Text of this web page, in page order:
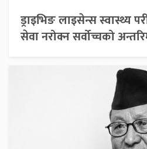
ड्राइभिङ लाइसेन्स स्वास्थ्य
सेवा नरोक्न सर्वोच्चको